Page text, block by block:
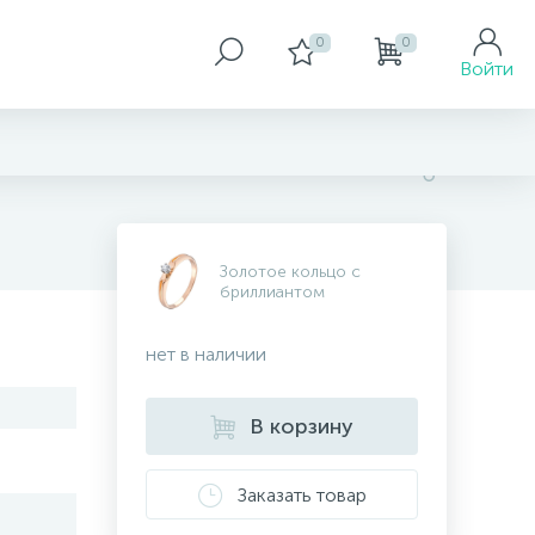
0 0
Войти
Золотое кольцо с
бриллиантом
нет в наличии
В корзину
Заказать товар